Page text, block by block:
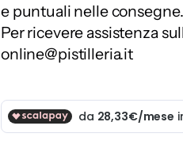
e puntuali nelle consegne.
Per ricevere assistenza
online@pistilleria.it